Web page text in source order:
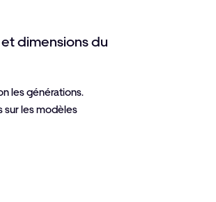
dimensions du
les générations.
sur les modèles